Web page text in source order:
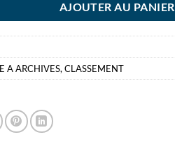
AJOUTER AU PANIER
A ARCHIVES,CLASSEMENT